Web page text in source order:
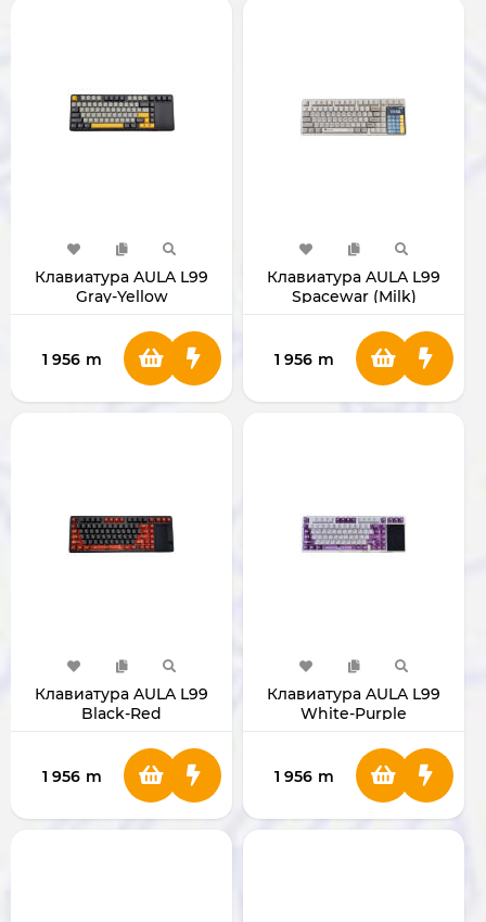
Клавиатура AULA L99
Gray-Yellow
1 956 m
Клавиатура AULA L99
Spacewar (Milk)
1 956 m
Клавиатура AULA L99
Black-Red
1 956 m
Клавиатура AULA L99
White-Purple
1 956 m